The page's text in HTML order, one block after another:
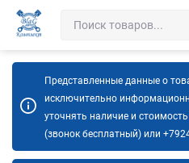
Представленные данные о
исключительно
уточнять наличие и
(звонок бесплатный) или